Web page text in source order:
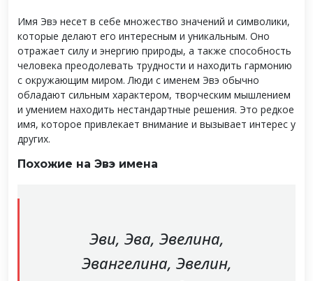
Имя Эвэ несет в себе множество значений и символики,
которые делают его интересным и уникальным. Оно
отражает силу и энергию природы, а также способность
человека преодолевать трудности и находить гармонию
с окружающим миром. Люди с именем Эвэ обычно
обладают сильным характером, творческим мышлением
и умением находить нестандартные решения. Это редкое
имя, которое привлекает внимание и вызывает интерес у
других.
Похожие на Эвэ имена
Эви, Эва, Эвелина,
Эвангелина, Эвелин,